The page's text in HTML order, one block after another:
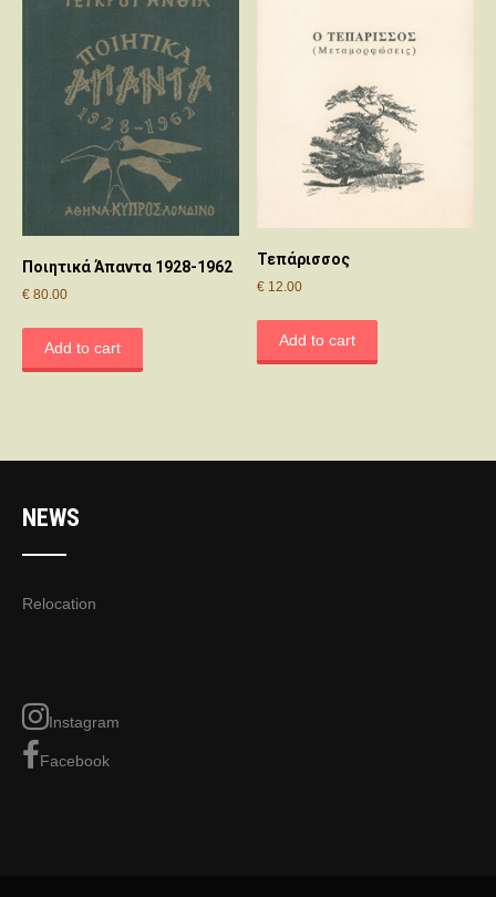
Ποιητικά Άπαντα 1928-1962
€ 80.00
Add to cart
Τεπάρισσος
€ 12.00
Add to cart
NEWS
Relocation
Instagram
Facebook